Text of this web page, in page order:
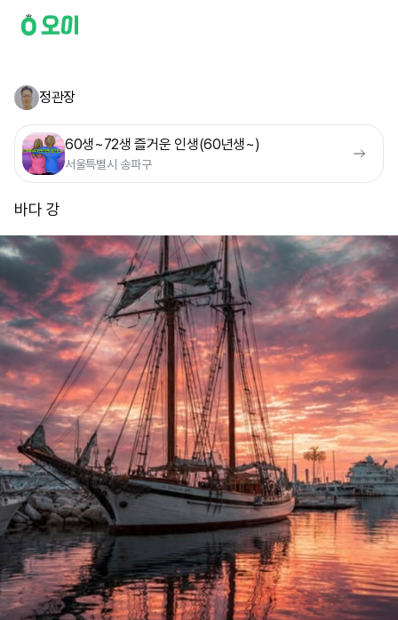
정관장
60생~72생 즐거운 인생(60년생~)
서울특별시 송파구
바다 강